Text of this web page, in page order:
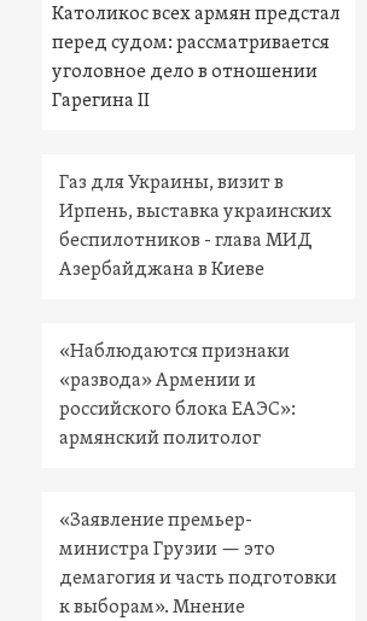
Католикос всех армян предстал
перед судом: рассматривается
уголовное дело в отношении
Гарегина II
Газ для Украины, визит в
Ирпень, выставка украинских
беспилотников - глава МИД
Азербайджана в Киеве
«Наблюдаются признаки
«развода» Армении и
российского блока ЕАЭС»:
армянский политолог
«Заявление премьер-
министра Грузии — это
демагогия и часть подготовки
к выборам». Мнение